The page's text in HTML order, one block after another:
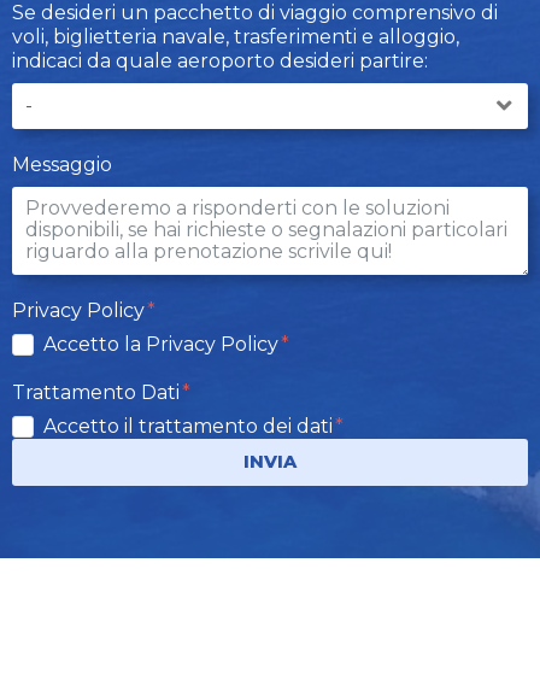
Se desideri un pacchetto di viaggio comprensivo di
voli, biglietteria navale, trasferimenti e alloggio,
indicaci da quale aeroporto desideri partire:
Messaggio
Privacy Policy
Accetto la Privacy Policy
Trattamento Dati
Accetto il trattamento dei dati
INVIA